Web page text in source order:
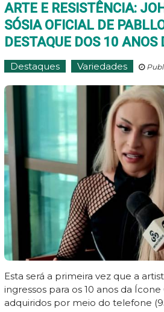
ARTE E RESISTÊNCIA:
SÓSIA OFICIAL DE
DESTAQUE DOS 10 ANOS
Destaques Variedades
Esta será a primeira vez que a
ingressos para os 10 anos da
adquiridos por meio do telefone